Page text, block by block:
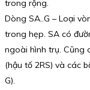
trong rộng.
Dòng SA..G – Loại
trong hẹp. SA có
ngoài hình trụ. Cũng
(hậu tố 2RS) và các
G).